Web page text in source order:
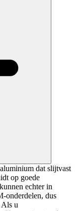
dat slijtvast
op goede
echter in
onderdelen, dus
Als u